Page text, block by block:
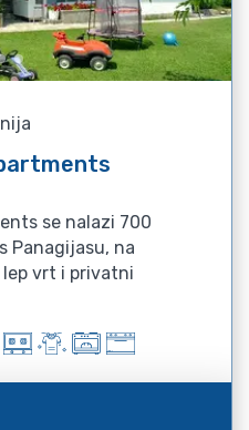
se nalazi 700
Panagijasu, na
vrt i privatni